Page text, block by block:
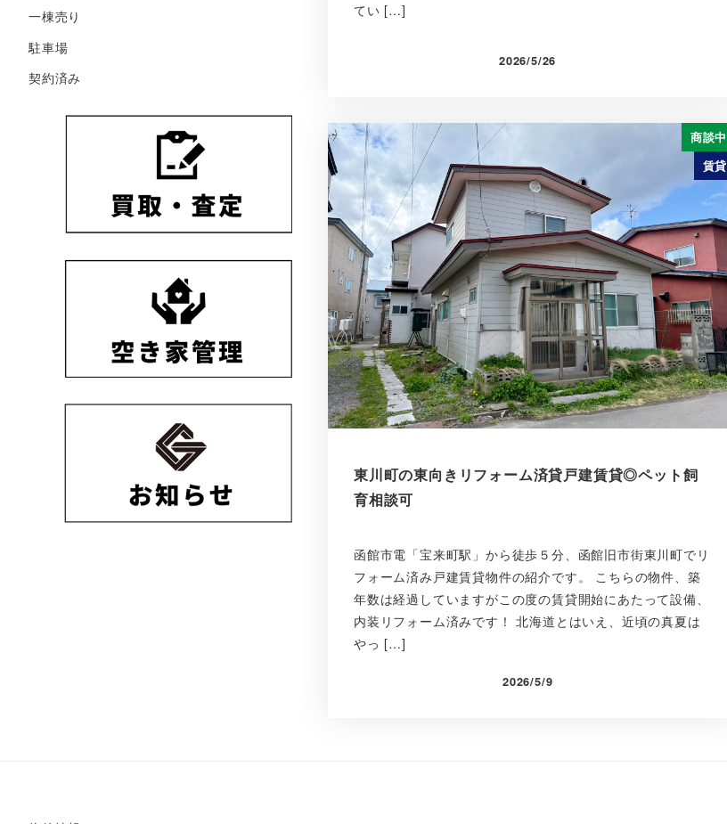
てい […]
2026/5/26
商談中
賃貸
東川町の東向きリフォーム済貸戸建賃貸◎ペット飼
育相談可
函館市電「宝来町駅」から徒歩５分、函館旧市街東川町でリ
フォーム済み戸建賃貸物件の紹介です。 こちらの物件、築
年数は経過していますがこの度の賃貸開始にあたって設備、
内装リフォーム済みです！ 北海道とはいえ、近頃の真夏は
やっ […]
2026/5/9
一棟売り
駐車場
契約済み